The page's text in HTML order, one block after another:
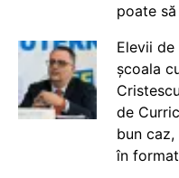
poate
Elevii
școala
de
bun
în